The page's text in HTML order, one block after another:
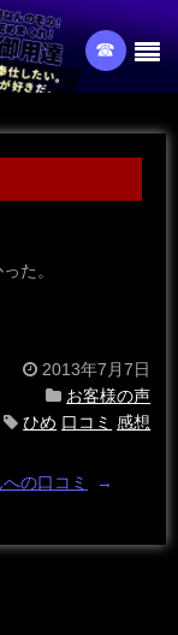
☎︎
た。
2013年7月7日
お客様の声
ひめ 口コミ 感想
の口コミ →